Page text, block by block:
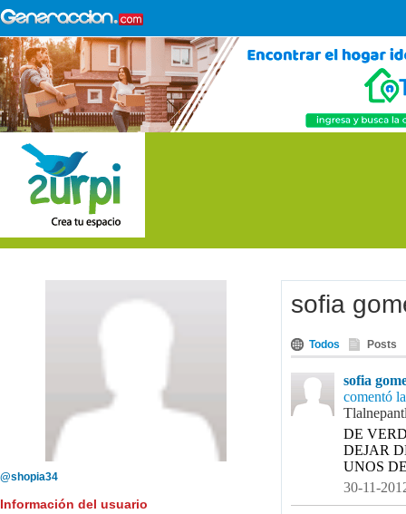
@shopia34
Información del usuario
sofia
Todos Posts
sofia
comentó
DE
DEJAR
UNOS
30-11-